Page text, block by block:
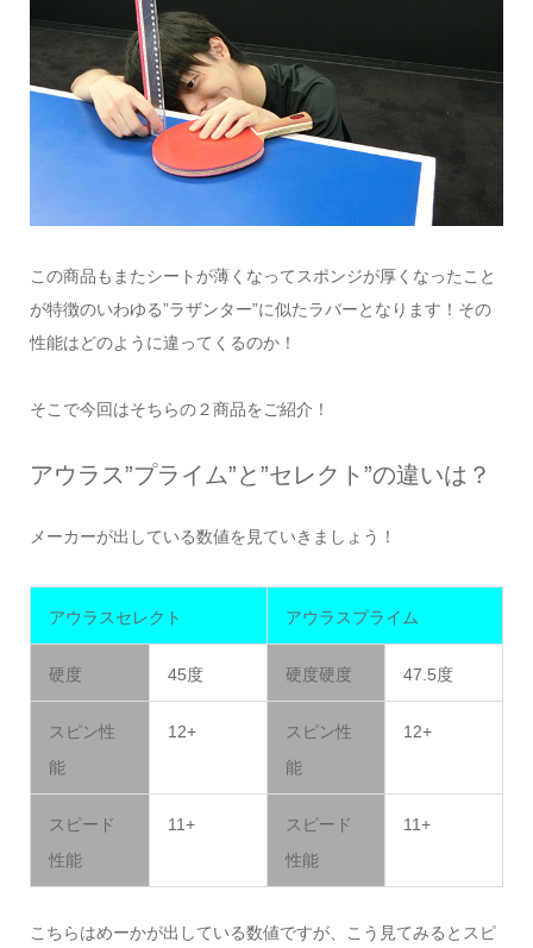
この商品もまたシートが薄くなってスポンジが厚くなったこと
が特徴のいわゆる”ラザンター”に似たラバーとなります！その
性能はどのように違ってくるのか！
そこで今回はそちらの２商品をご紹介！
アウラス”プライム”と”セレクト”の違いは？
メーカーが出している数値を見ていきましょう！
アウラスセレクト アウラスプライム
硬度 45度 硬度硬度 47.5度
スピン性
能
12+
スピン性
能
12+
スピード
性能
11+
スピード
性能
11+
こちらはめーかが出している数値ですが、こう見てみるとスピ